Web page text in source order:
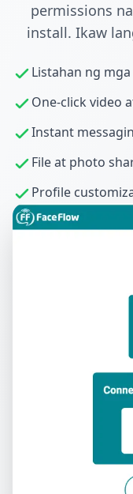
permissions
install. Ikaw
Listahan ng
One-click video
Instant
File at photo
Profile